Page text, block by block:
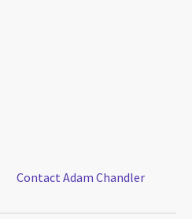
Contact Adam Chandler